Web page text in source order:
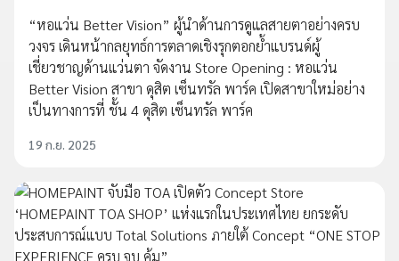
“หอแว่น Better Vision” ผู้นำด้านการดูแลสายตาอย่างครบ
วงจร เดินหน้ากลยุทธ์การตลาดเชิงรุกตอกย้ำแบรนด์ผู้
เชี่ยวชาญด้านแว่นตา จัดงาน Store Opening : หอแว่น
Better Vision สาขา ดุสิต เซ็นทรัล พาร์ค เปิดสาขาใหม่อย่าง
เป็นทางการที่ ชั้น 4 ดุสิต เซ็นทรัล พาร์ค
19 ก.ย. 2025